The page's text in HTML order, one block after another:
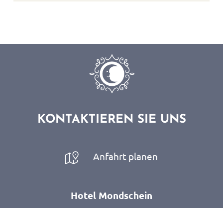
KONTAKTIEREN SIE UNS
Anfahrt planen
Hotel Mondschein